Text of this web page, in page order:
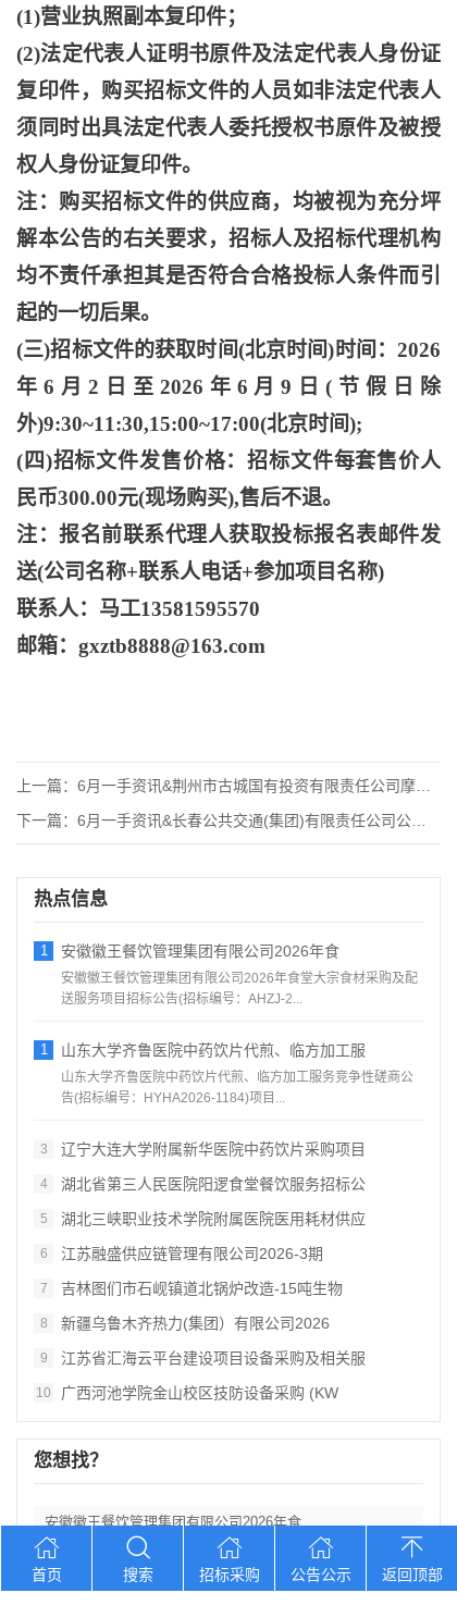
(1)营业执照副本复印件；
(2)法定代表人证明书原件及法定代表人身份证
复印件，购买招标文件的人员如非法定代表人
须同时出具法定代表人委托授权书原件及被授
权人身份证复印件。
注：购买招标文件的供应商，均被视为充分坪
解本公告的右关要求，招标人及招标代理机构
均不责仟承担其是否符合合格投标人条件而引
起的一切后果。
(三)招标文件的获取时间(北京时间)时间：2026
年6月2日至2026年6月9日(节假日除
外)9:30~11:30,15:00~17:00(北京时间);
(四)招标文件发售价格：招标文件每套售价人
民币300.00元(现场购买),售后不退。
注：报名前联系代理人获取投标报名表邮件发
送(公司名称+联系人电话+参加项目名称)
联系人：马工13581595570
邮箱： gxztb8888@163.com
上一篇： 6月一手资讯&荆州市古城国有投资有限责任公司摩托车大
下一篇： 6月一手资讯&长春公共交通(集团)有限责任公司公交车
热点信息
1 安徽徽王餐饮管理集团有限公司2026年食
安徽徽王餐饮管理集团有限公司2026年食堂大宗食材采购及配
送服务项目招标公告(招标编号：AHZJ-2...
1 山东大学齐鲁医院中药饮片代煎、临方加工服
山东大学齐鲁医院中药饮片代煎、临方加工服务竞争性磋商公
告(招标编号：HYHA2026-1184)项目...
3 辽宁大连大学附属新华医院中药饮片采购项目
4 湖北省第三人民医院阳逻食堂餐饮服务招标公
5 湖北三峡职业技术学院附属医院医用耗材供应
6 江苏融盛供应链管理有限公司2026‑3期
7 吉林图们市石岘镇道北锅炉改造‑15吨生物
8 新疆乌鲁木齐热力(集团）有限公司2026
9 江苏省汇海云平台建设项目设备采购及相关服
10 广西河池学院金山校区技防设备采购 (KW
您想找？
安徽徽王餐饮管理集团有限公司2026年食
山东大学齐鲁医院中药饮片代煎、临方加工服
首页 搜索 招标采购 公告公示 返回顶部